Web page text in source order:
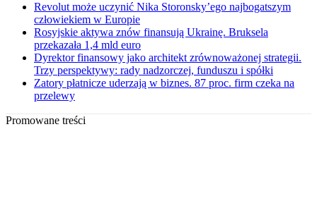
Revolut może uczynić Nika Storonsky’ego najbogatszym
człowiekiem w Europie
Rosyjskie aktywa znów finansują Ukrainę. Bruksela
przekazała 1,4 mld euro
Dyrektor finansowy jako architekt zrównoważonej strategii.
Trzy perspektywy: rady nadzorczej, funduszu i spółki
Zatory płatnicze uderzają w biznes. 87 proc. firm czeka na
przelewy
Promowane treści